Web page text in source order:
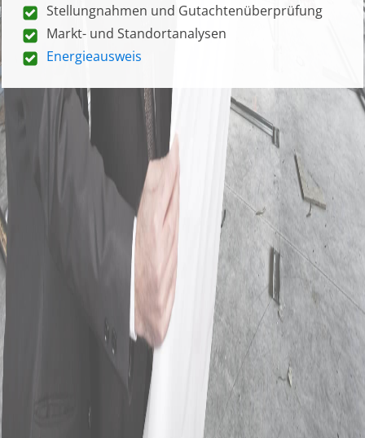
Stellungnahmen und Gutachtenüberprüfung
Markt- und Standortanalysen
Energieausweis